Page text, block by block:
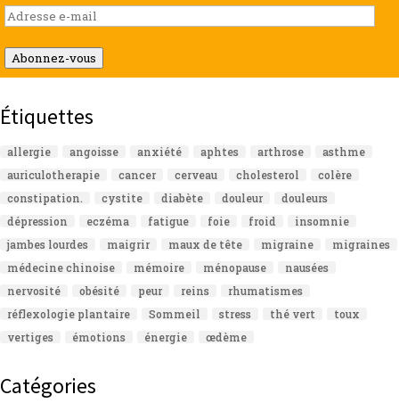
Adresse
e-
mail
Abonnez-vous
Étiquettes
allergie angoisse anxiété aphtes arthrose
asthme
auriculotherapie
cancer cerveau cholesterol
colère
constipation.
cystite diabète douleur
douleurs
dépression
eczéma fatigue foie froid
insomnie
jambes lourdes
maigrir maux de tête migraine
migraines
médecine chinoise
mémoire ménopause
nausées
nervosité
obésité peur reins
rhumatismes
réflexologie plantaire
Sommeil stress thé vert
toux
vertiges
émotions énergie œdème
Catégories